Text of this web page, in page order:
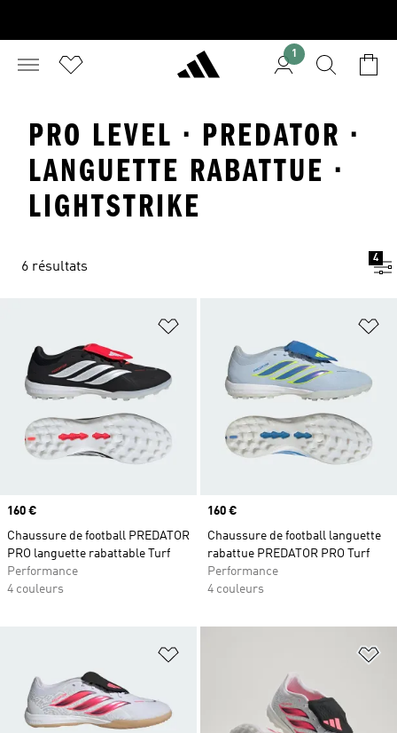
1
PRO LEVEL · PREDATOR ·
LANGUETTE RABATTUE ·
LIGHTSTRIKE
6 résultats
4
Ajouter à la Liste de produits
Prix
160 €
Chaussure de football PREDATOR
PRO languette rabattable Turf
Performance
4 couleurs
Prix
160 €
Chaussure de football languette
rabattue PREDATOR PRO Turf
Performance
4 couleurs
Ajouter à la Liste de produits